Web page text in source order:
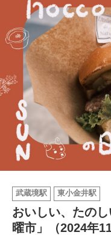
おでかけ
ショッピング
中央線カルチャー
特集
連載
イベント情報
おしらせ
武蔵境駅 東小金井駅
おいしい、たの
曜市」（2024年11